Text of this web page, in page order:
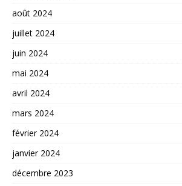
août 2024
juillet 2024
juin 2024
mai 2024
avril 2024
mars 2024
février 2024
janvier 2024
décembre 2023